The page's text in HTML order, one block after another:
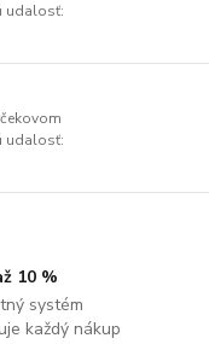
udalosť:
udalosť:
10 %
systém
každý nákup